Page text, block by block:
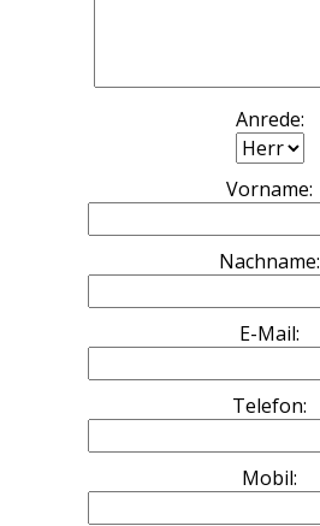
Anrede:
Vorname:
Nachname:
E-Mail:
Telefon:
Mobil: